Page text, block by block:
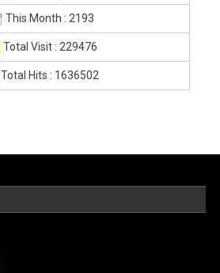
This Month : 2193
Total Visit : 229476
Total Hits : 1636502